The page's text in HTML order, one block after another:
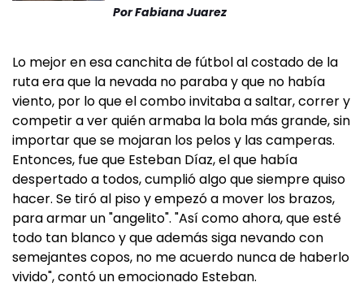
PorFabiana Juarez
Lo mejor en esa canchita de fútbol al costado de la
ruta era que la nevada no paraba y que no había
viento, por lo que el combo invitaba a saltar, correr y
competir a ver quién armaba la bola más grande, sin
importar que se mojaran los pelos y las camperas.
Entonces, fue que Esteban Díaz, el que había
despertado a todos, cumplió algo que siempre quiso
hacer. Se tiró al piso y empezó a mover los brazos,
para armar un "angelito". "Así como ahora, que esté
todo tan blanco y que además siga nevando con
semejantes copos, no me acuerdo nunca de haberlo
vivido", contó un emocionado Esteban.